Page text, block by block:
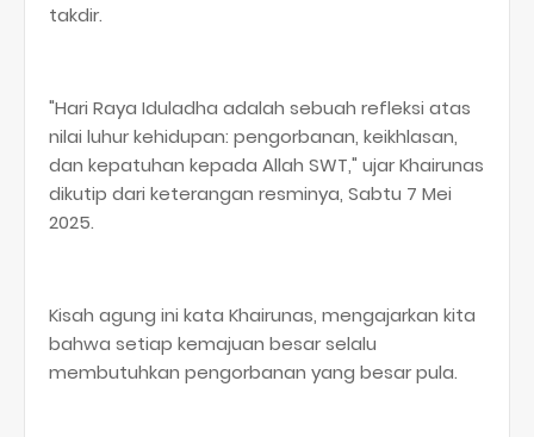
takdir.
"Hari Raya Iduladha adalah sebuah refleksi atas
nilai luhur kehidupan: pengorbanan, keikhlasan,
dan kepatuhan kepada Allah SWT," ujar Khairunas
dikutip dari keterangan resminya, Sabtu 7 Mei
2025.
Kisah agung ini kata Khairunas, mengajarkan kita
bahwa setiap kemajuan besar selalu
membutuhkan pengorbanan yang besar pula.